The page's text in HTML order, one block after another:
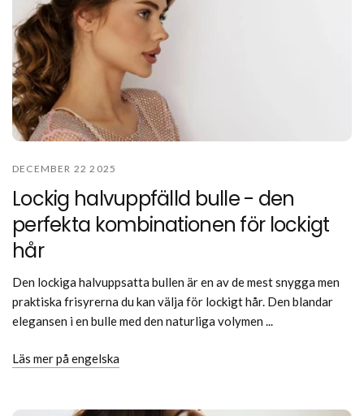
DECEMBER 22 2025
Lockig halvuppfälld bulle - den
perfekta kombinationen för lockigt
hår
Den lockiga halvuppsatta bullen är en av de mest snygga men
praktiska frisyrerna du kan välja för lockigt hår. Den blandar
elegansen i en bulle med den naturliga volymen ...
Läs mer på engelska